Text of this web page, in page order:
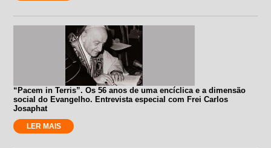
“Pacem in Terris”. Os 56 anos de uma encíclica e a dimensão
social do Evangelho. Entrevista especial com Frei Carlos
Josaphat
LER MAIS